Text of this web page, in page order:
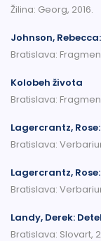
Žilina: Georg, 2016.
Johnson,
Bratislava:
Kolobeh života
Bratislava:
Lagercrantz,
Bratislava:
Lagercrantz,
Bratislava:
Landy, Derek:
Bratislava: Slovart,